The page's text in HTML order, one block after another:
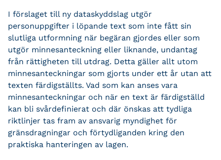
I förslaget till ny dataskyddslag utgör
personuppgifter i löpande text som inte fått sin
slutliga utformning när begäran gjordes eller som
utgör minnesanteckning eller liknande, undantag
från rättigheten till utdrag. Detta gäller allt utom
minnesanteckningar som gjorts under ett år utan att
texten färdigställts. Vad som kan anses vara
minnesanteckningar och när en text är färdigställd
kan bli svårdefinierat och där önskas att tydliga
riktlinjer tas fram av ansvarig myndighet för
gränsdragningar och förtydliganden kring den
praktiska hanteringen av lagen.